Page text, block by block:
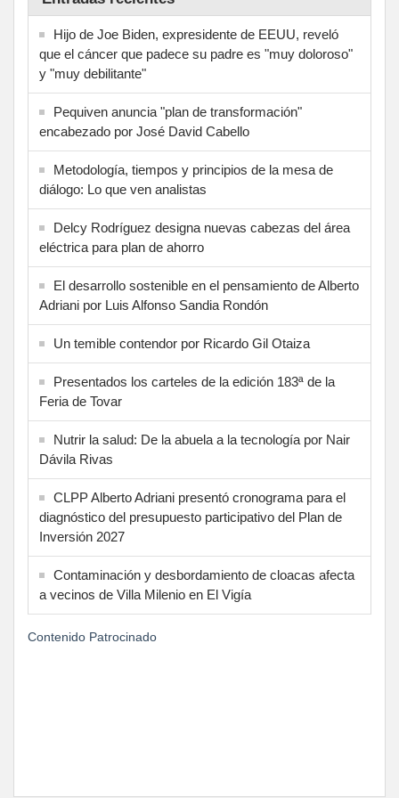
Hijo de Joe Biden, expresidente de EEUU, reveló
que el cáncer que padece su padre es "muy doloroso"
y "muy debilitante"
Pequiven anuncia "plan de transformación"
encabezado por José David Cabello
Metodología, tiempos y principios de la mesa de
diálogo: Lo que ven analistas
Delcy Rodríguez designa nuevas cabezas del área
eléctrica para plan de ahorro
El desarrollo sostenible en el pensamiento de Alberto
Adriani por Luis Alfonso Sandia Rondón
Un temible contendor por Ricardo Gil Otaiza
Presentados los carteles de la edición 183ª de la
Feria de Tovar
Nutrir la salud: De la abuela a la tecnología por Nair
Dávila Rivas
CLPP Alberto Adriani presentó cronograma para el
diagnóstico del presupuesto participativo del Plan de
Inversión 2027
Contaminación y desbordamiento de cloacas afecta
a vecinos de Villa Milenio en El Vigía
Contenido Patrocinado